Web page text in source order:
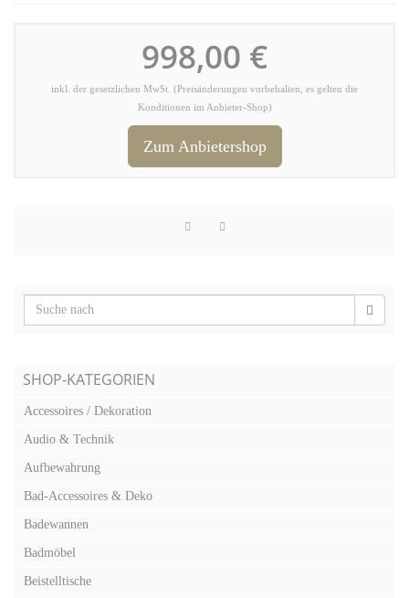
998,00 €
inkl. der gesetzlichen MwSt. (Preisänderungen vorbehalten, es gelten die
Konditionen im Anbieter-Shop)
Zum Anbietershop
SHOP-KATEGORIEN
Accessoires / Dekoration
Audio & Technik
Aufbewahrung
Bad-Accessoires & Deko
Badewannen
Badmöbel
Beistelltische